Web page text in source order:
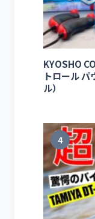
KYOSHO
トロール
ル）
4